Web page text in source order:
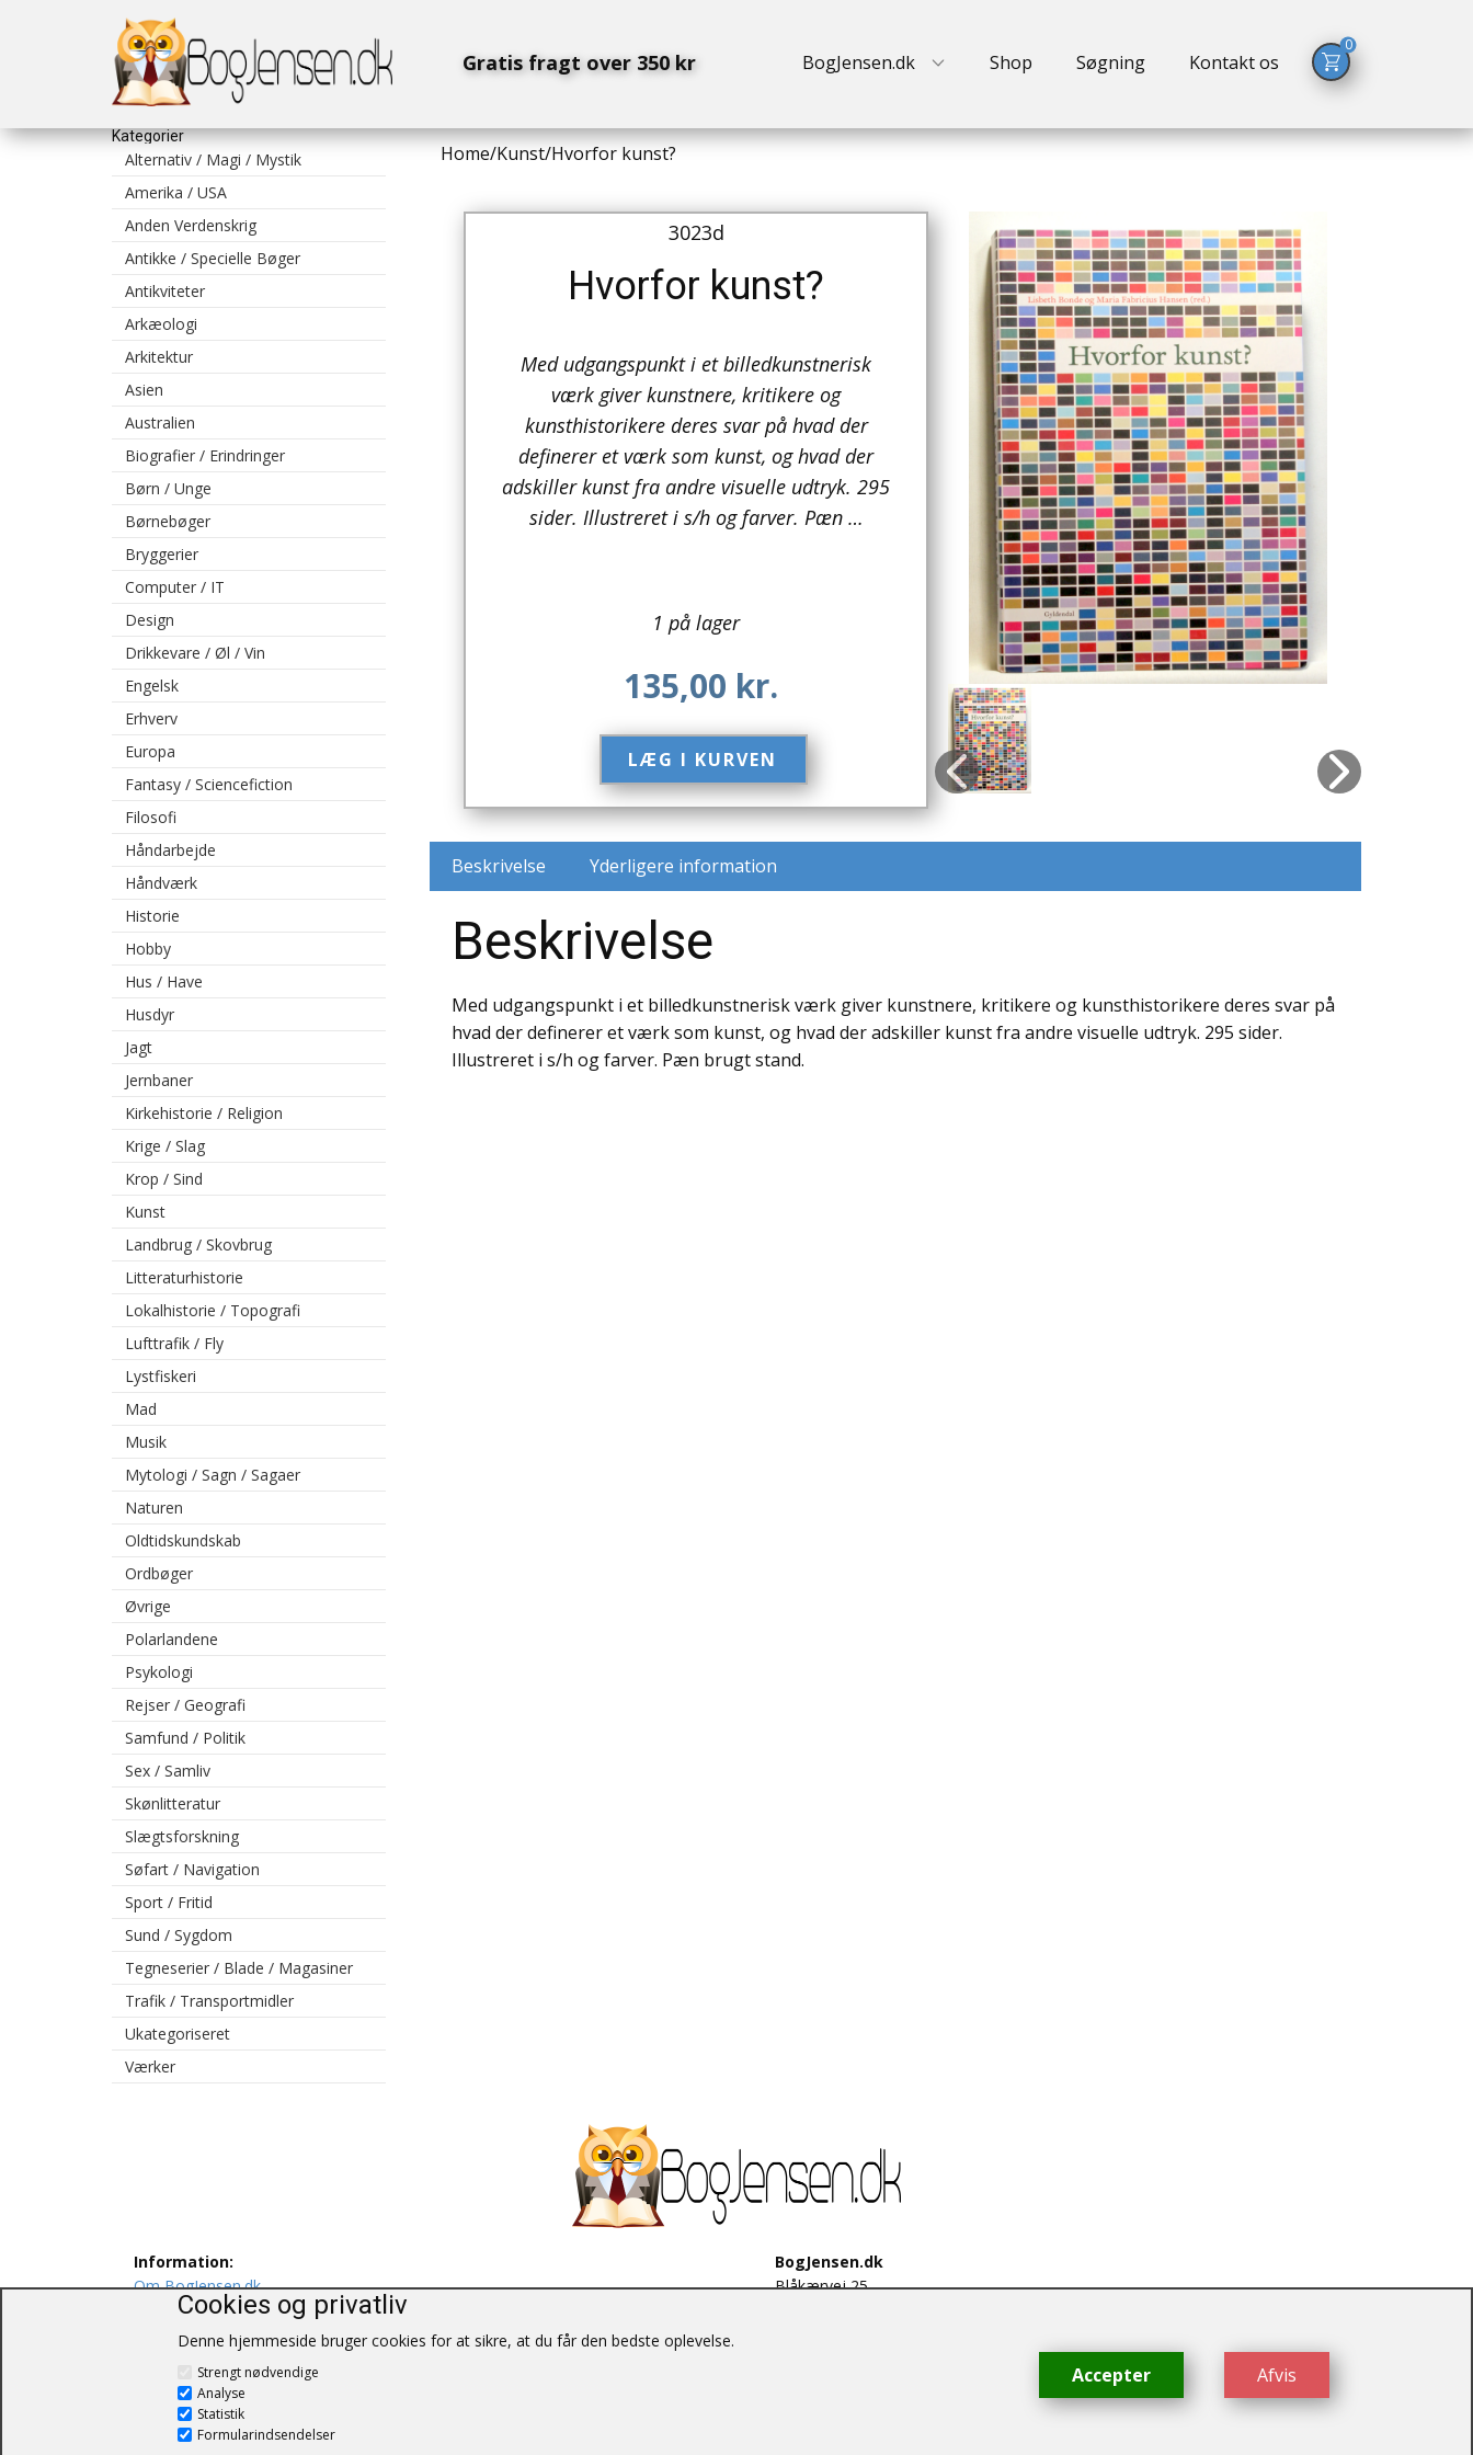
BogJensen.dk Shop Søgning Kontakt os
Gratis fragt over 350 kr
0
Kategorier
Alternativ / Magi / Mystik
Amerika / USA
Anden Verdenskrig
Antikke / Specielle Bøger
Antikviteter
Arkæologi
Arkitektur
Asien
Australien
Biografier / Erindringer
Børn / Unge
Børnebøger
Bryggerier
Computer / IT
Design
Drikkevare / Øl / Vin
Engelsk
Erhverv
Europa
Fantasy / Sciencefiction
Filosofi
Håndarbejde
Håndværk
Historie
Hobby
Hus / Have
Husdyr
Jagt
Jernbaner
Kirkehistorie / Religion
Krige / Slag
Krop / Sind
Kunst
Landbrug / Skovbrug
Litteraturhistorie
Lokalhistorie / Topografi
Lufttrafik / Fly
Lystfiskeri
Mad
Musik
Mytologi / Sagn / Sagaer
Naturen
Oldtidskundskab
Ordbøger
Øvrige
Polarlandene
Psykologi
Rejser / Geografi
Samfund / Politik
Sex / Samliv
Skønlitteratur
Slægtsforskning
Søfart / Navigation
Sport / Fritid
Sund / Sygdom
Tegneserier / Blade / Magasiner
Trafik / Transportmidler
Ukategoriseret
Værker
Home/Kunst/Hvorfor kunst?
3023d
Hvorfor kunst?
Med udgangspunkt i et billedkunstnerisk
værk giver kunstnere, kritikere og
kunsthistorikere deres svar på hvad der
definerer et værk som kunst, og hvad der
adskiller kunst fra andre visuelle udtryk. 295
sider. Illustreret i s/h og farver. Pæn …
1 på lager
135,00 kr.
LÆG I KURVEN​
Beskrivelse Yderligere information
Beskrivelse
Med udgangspunkt i et billedkunstnerisk værk giver kunstnere, kritikere og kunsthistorikere deres svar på
hvad der definerer et værk som kunst, og hvad der adskiller kunst fra andre visuelle udtryk. 295 sider.
Illustreret i s/h og farver. Pæn brugt stand.
Information:
Om BogJensen.dk
Levering
Persondatapolitik
Salgs og leveringsbetingelser
Kontakt os
BogJensen.dk
Blåkærvej 25
Cookies og privatliv
Denne hjemmeside bruger cookies for at sikre, at du får den bedste oplevelse.
Strengt nødvendige
Analyse
Statistik
Formularindsendelser
Afvis
Accepter